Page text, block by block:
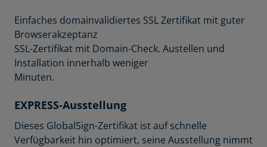
Einfaches domainvalidiertes SSL Zertifikat mit guter
Browserakzeptanz
SSL-Zertifikat mit Domain-Check. Austellen und
Installation innerhalb weniger
Minuten.
EXPRESS-Ausstellung
Dieses GlobalSign-Zertifikat ist auf schnelle
Verfügbarkeit hin optimiert, seine Ausstellung nimmt